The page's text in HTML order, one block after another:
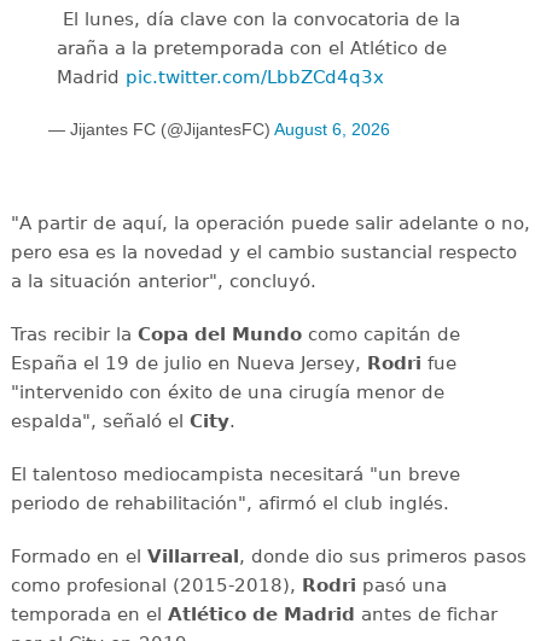
️ El lunes, día clave con la convocatoria de la
araña a la pretemporada con el Atlético de
Madrid pic.twitter.com/LbbZCd4q3x
— Jijantes FC (@JijantesFC) August 6, 2026
"A partir de aquí, la operación puede salir adelante o no,
pero esa es la novedad y el cambio sustancial respecto
a la situación anterior", concluyó.
Tras recibir la Copa del Mundocomo capitán de
España el 19 de julio en Nueva Jersey, Rodri fue
"intervenido con éxito de una cirugía menor de
espalda", señaló el City.
El talentoso mediocampista necesitará "un breve
periodo de rehabilitación", afirmó el club inglés.
Formado en el Villarreal, donde dio sus primeros pasos
como profesional (2015-2018), Rodri pasó una
temporada en el Atlético de Madrid antes de fichar